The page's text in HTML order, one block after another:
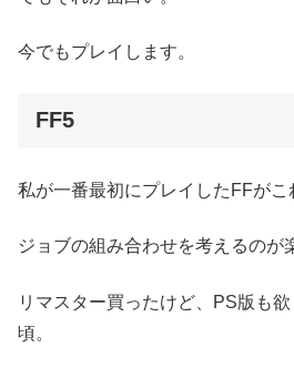
今でもプレイします。
FF5
私が一番最初にプレイしたFFがこ
ジョブの組み合わせを考えるのが
リマスター買ったけど、PS版も
頃。